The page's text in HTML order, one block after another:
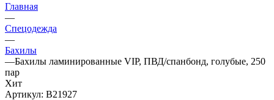
Главная
—
Спецодежда
—
Бахилы
—Бахилы ламинированные VIP, ПВД/спанбонд, голубые, 250
пар
Хит
Артикул: B21927